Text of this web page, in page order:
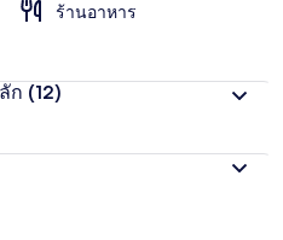
ร้านอาหาร
ก (12)